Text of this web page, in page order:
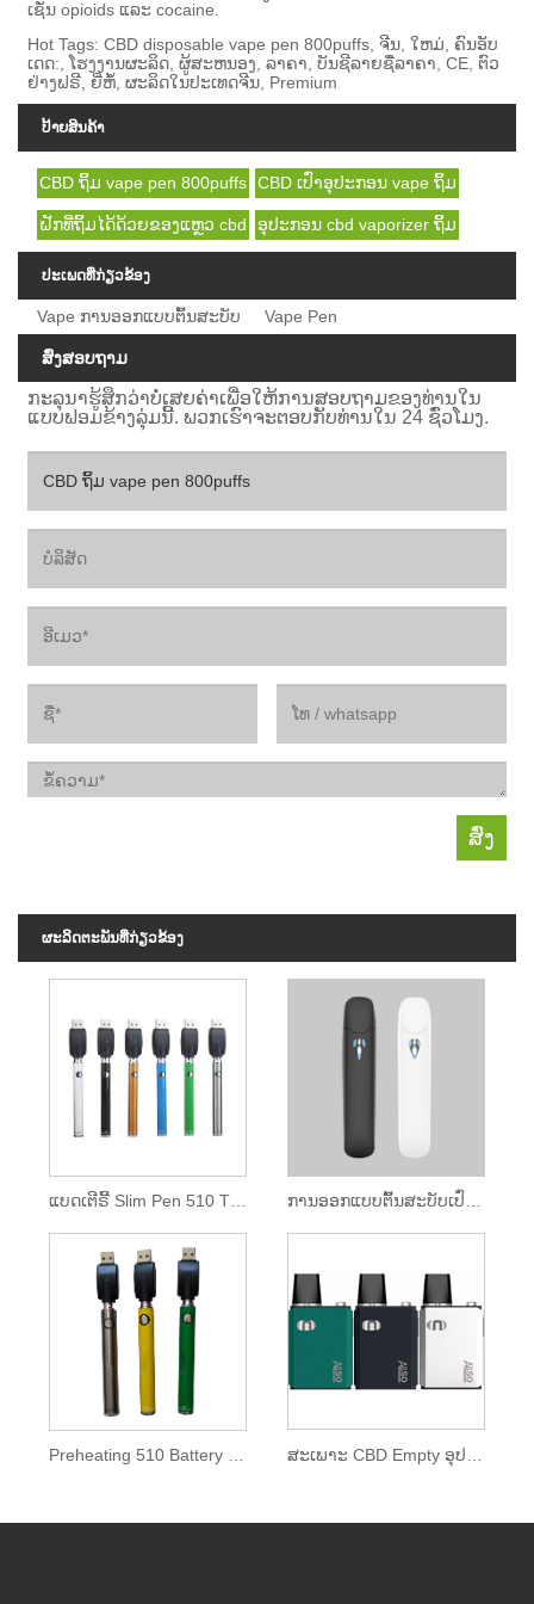
ເຊັ່ນ opioids ແລະ cocaine.
Hot Tags: CBD disposable vape pen 800puffs, ຈີນ, ໃຫມ່, ຄົນອັບ
ເດດ:, ໂຮງງານຜະລິດ, ຜູ້ສະຫນອງ, ລາຄາ, ບັນຊີລາຍຊື່ລາຄາ, CE, ຕົວ
ຢ່າງຟຣີ, ຍີ່ຫໍ້, ຜະລິດໃນປະເທດຈີນ, Premium
ປ້າຍສິນຄ້າ
CBD ຖິ້ມ vape pen 800puffs CBD ເປົ່າອຸປະກອນ vape ຖິ້ມ
ຝັກທີ່ຖິ້ມໄດ້ດ້ວຍຂອງແຫຼວ cbd ອຸປະກອນ cbd vaporizer ຖິ້ມ
ປະເພດທີ່ກ່ຽວຂ້ອງ
Vape ການອອກແບບຕົ້ນສະບັບ Vape Pen
ສົ່ງສອບຖາມ
ກະລຸນາຮູ້ສຶກວ່າບໍ່ເສຍຄ່າເພື່ອໃຫ້ການສອບຖາມຂອງທ່ານໃນ
ແບບຟອມຂ້າງລຸ່ມນີ້. ພວກເຮົາຈະຕອບກັບທ່ານໃນ 24 ຊົ່ວໂມງ.
ຜະ​ລິດ​ຕະ​ພັນ​ທີ່​ກ່ຽວ​ຂ້ອງ
ແບດເຕີຣີ້ Slim Pen 510 Thread with USB Charger